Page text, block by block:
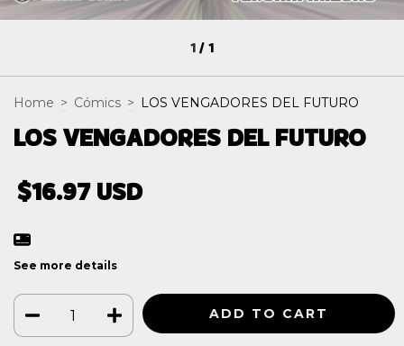
1/1
Home > Cómics > LOS VENGADORES DEL FUTURO
LOS VENGADORES DEL FUTURO
$16.97 USD
See more details